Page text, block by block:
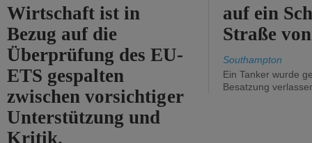
Wirtschaft ist in
Bezug auf die
Überprüfung des EU-
ETS gespalten
zwischen vorsichtiger
Unterstützung und
Kritik.
auf ein
Straße
Southampton
Ein Tanker wurde
Besatzung